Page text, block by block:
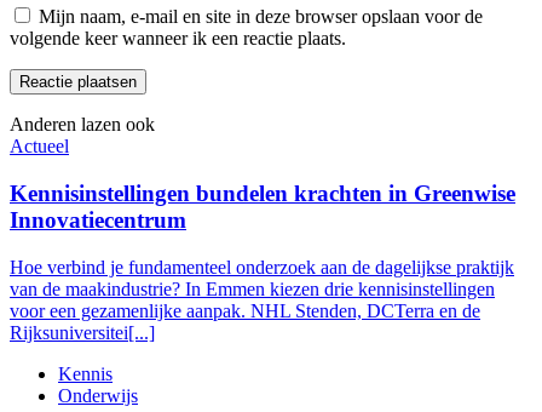
Mijn naam, e-mail en site in deze browser opslaan voor de
volgende keer wanneer ik een reactie plaats.
Anderen lazen ook
Actueel
Kennisinstellingen bundelen krachten in Greenwise
Innovatiecentrum
Hoe verbind je fundamenteel onderzoek aan de dagelijkse praktijk
van de maakindustrie? In Emmen kiezen drie kennisinstellingen
voor een gezamenlijke aanpak. NHL Stenden, DCTerra en de
Rijksuniversitei[...]
Kennis
Onderwijs